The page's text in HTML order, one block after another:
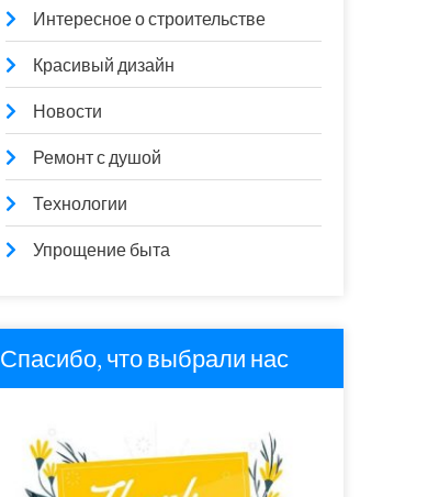
Интересное о строительстве
Красивый дизайн
Новости
Ремонт с душой
Технологии
Упрощение быта
Спасибо, что выбрали нас